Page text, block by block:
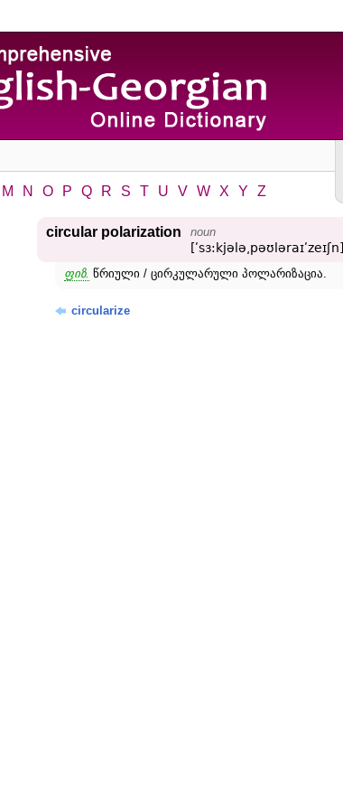
M N O P Q R S T U V W X Y Z
circular polarization noun
[ʹsɜ:kjələ͵pəʊləraɪʹzeɪʃn]
ფიზ. წრიული / ცირკულარული პოლარიზაცია.
circularize